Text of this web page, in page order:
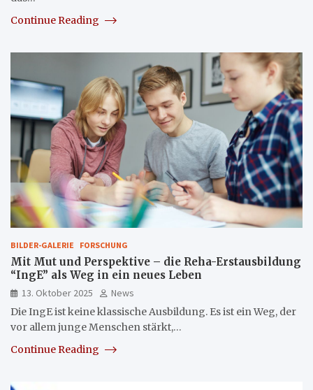
Continue Reading
BILDER-GALERIE FORSCHUNG
Mit Mut und Perspektive – die Reha-Erstausbildung
“IngE” als Weg in ein neues Leben
13. Oktober 2025
News
Die IngE ist keine klassische Ausbildung. Es ist ein Weg, der
vor allem junge Menschen stärkt,…
Continue Reading